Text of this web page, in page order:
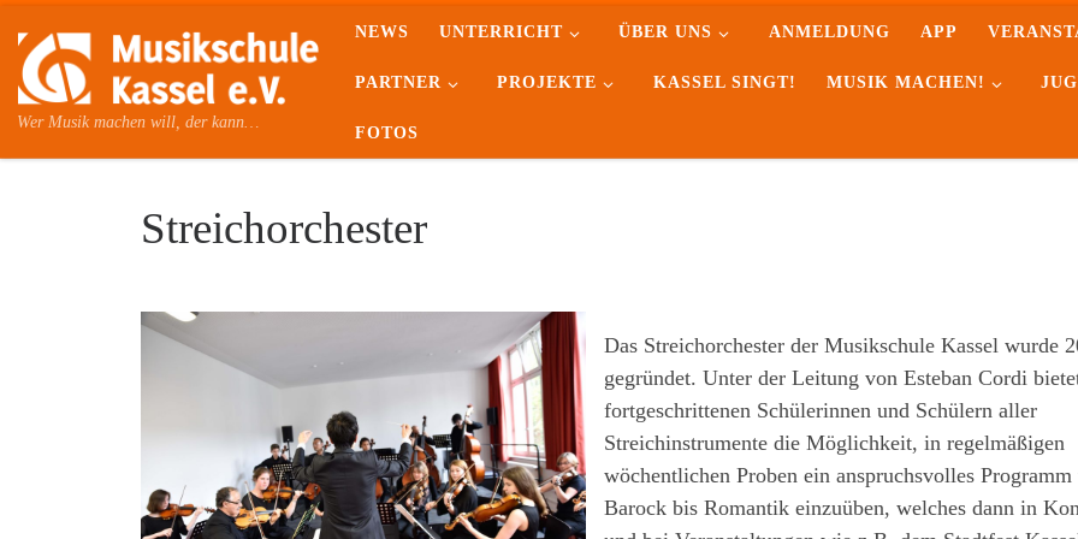
Skip to content
Wer Musik machen will, der kann…
NEWS UNTERRICHT ÜBER UNS ANMELDUNG APP
PARTNER PROJEKTE KASSEL SINGT! MUSIK MACHEN!
FOTOS
Streichorchester
Das Streichorchester der Musikschule Kassel wurde
gegründet. Unter der Leitung von Esteban Cordi
fortgeschrittenen Schülerinnen und Schülern aller
Streichinstrumente die Möglichkeit, in regelmäßigen
wöchentlichen Proben ein anspruchsvolles Programm
Barock bis Romantik einzuüben, welches dann in